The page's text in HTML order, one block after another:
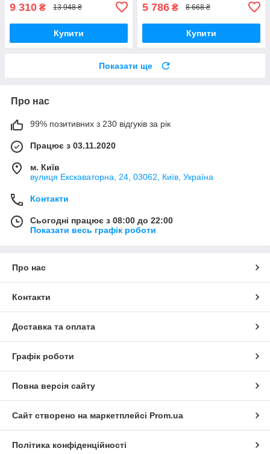
9 310 ₴ 13 948 ₴
Купити
5 786 ₴ 8 668 ₴
Купити
Показати ще
Про нас
99% позитивних з 230 відгуків за рік
Працює з 03.11.2020
м. Київ
вулиця Екскаваторна, 24, 03062, Київ, Україна
Контакти
Сьогодні працює з 08:00 до 22:00
Показати весь графік роботи
Про нас
Контакти
Доставка та оплата
Графік роботи
Повна версія сайту
Сайт створено на маркетплейсі Prom.ua
Політика конфіденційності